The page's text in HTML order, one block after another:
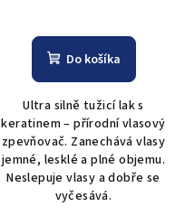
Do košíka
Ultra silně tužicí lak s
keratinem – přírodní vlasový
zpevňovač. Zanechává vlasy
jemné, lesklé a plné objemu.
Neslepuje vlasy a dobře se
vyčesává.